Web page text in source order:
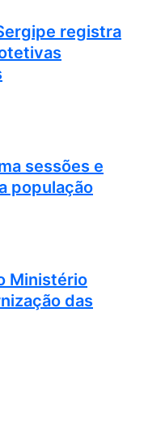
registra
sessões e
população
Ministério
das